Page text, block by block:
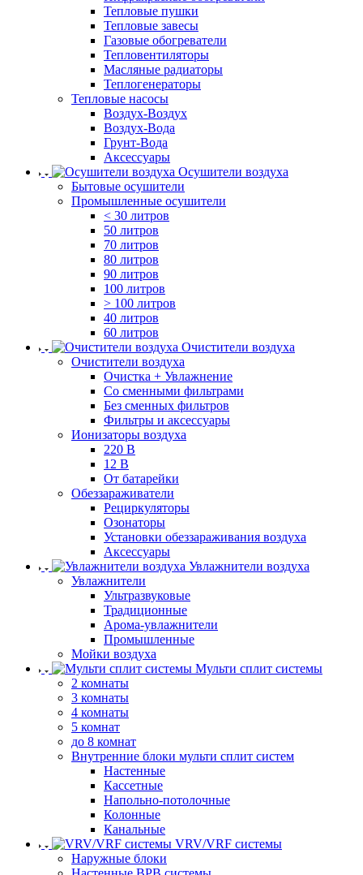
Тепловые пушки
Тепловые завесы
Газовые обогреватели
Тепловентиляторы
Масляные радиаторы
Теплогенераторы
Тепловые насосы
Воздух-Воздух
Воздух-Вода
Грунт-Вода
Аксессуары
Осушители воздуха
Бытовые осушители
Промышленные осушители
< 30 литров
50 литров
70 литров
80 литров
90 литров
100 литров
> 100 литров
40 литров
60 литров
Очистители воздуха
Очистители воздуха
Очистка + Увлажнение
Cо сменными фильтрами
Без сменных фильтров
Фильтры и аксессуары
Ионизаторы воздуха
220 В
12 В
От батарейки
Обеззараживатели
Рециркуляторы
Озонаторы
Установки обеззараживания воздуха
Аксессуары
Увлажнители воздуха
Увлажнители
Ультразвуковые
Традиционные
Арома-увлажнители
Промышленные
Мойки воздуха
Мульти сплит системы
2 комнаты
3 комнаты
4 комнаты
5 комнат
до 8 комнат
Внутренние блоки мульти сплит систем
Настенные
Кассетные
Напольно-потолочные
Колонные
Канальные
VRV/VRF системы
Наружные блоки